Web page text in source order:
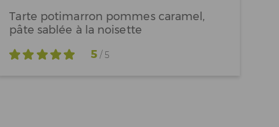
Tarte potimarron pommes caramel,
pâte sablée à la noisette
5/ 5